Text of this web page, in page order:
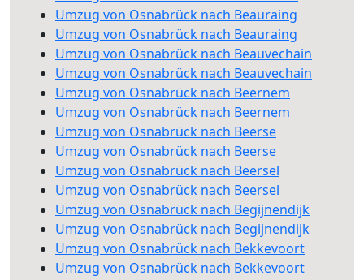
Umzug von Osnabrück nach Beauraing
Umzug von Osnabrück nach Beauraing
Umzug von Osnabrück nach Beauvechain
Umzug von Osnabrück nach Beauvechain
Umzug von Osnabrück nach Beernem
Umzug von Osnabrück nach Beernem
Umzug von Osnabrück nach Beerse
Umzug von Osnabrück nach Beerse
Umzug von Osnabrück nach Beersel
Umzug von Osnabrück nach Beersel
Umzug von Osnabrück nach Begijnendijk
Umzug von Osnabrück nach Begijnendijk
Umzug von Osnabrück nach Bekkevoort
Umzug von Osnabrück nach Bekkevoort